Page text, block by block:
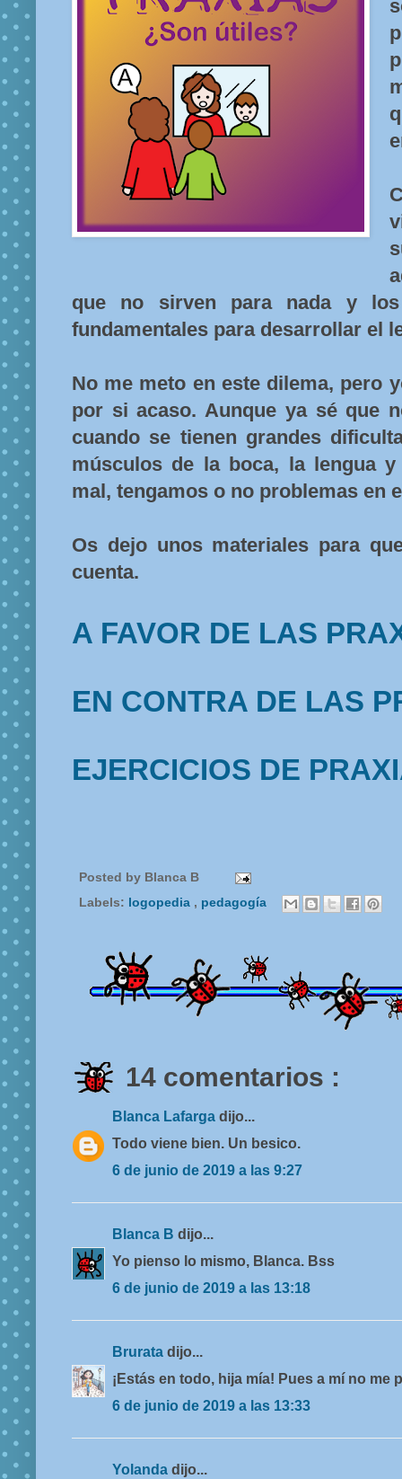
que no sirven para nada y
fundamentales para desarrollar el
No me meto en este dilema, pero
por si acaso. Aunque ya sé que
cuando se tienen grandes
músculos de la boca, la lengua
mal, tengamos o no problemas en
Os dejo unos materiales para
cuenta.
A FAVOR DE LAS
EN CONTRA DE LAS
EJERCICIOS DE
Posted by Blanca B
Labels: logopedia , pedagogía
14 comentarios :
Blanca Lafarga dijo...
Todo viene bien. Un besico.
6 de junio de 2019 a las 9:27
Blanca B dijo...
Yo pienso lo mismo, Blanca. Bss
6 de junio de 2019 a las 13:18
Brurata dijo...
¡Estás en todo, hija mía! Pues a mí no me
6 de junio de 2019 a las 13:33
Yolanda dijo...